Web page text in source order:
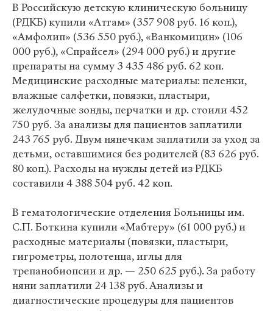
В Российскую детскую клиническую больницу
(РДКБ) купили «Атгам» (357 908 руб. 16 коп.),
«Амфолип» (536 550 руб.), «Ванкомицин» (106
000 руб.), «Спрайсел» (294 000 руб.) и другие
препараты на сумму 3 435 486 руб. 62 коп.
Медицинские расходные материалы: пеленки,
влажные салфетки, повязки, пластыри,
желудочные зонды, перчатки и др. стоили 452
750 руб. За анализы для пациентов заплатили
243 765 руб. Двум нянечкам заплатили за уход за
детьми, оставшимися без родителей (83 626 руб.
80 коп.). Расходы на нужды детей из РДКБ
составили 4 388 504 руб. 42 коп.
В гематологические отделения Больницы им.
С.П. Боткина купили «Мабтеру» (61 000 руб.) и
расходные материалы (повязки, пластыри,
гигрометры, полотенца, иглы для
трепанобиопсии и др. — 250 625 руб.). За работу
няни заплатили 24 138 руб. Анализы и
диагностические процедуры для пациентов